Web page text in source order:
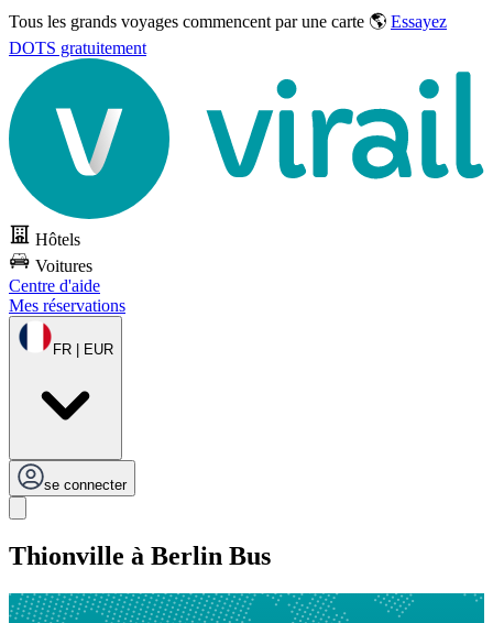
Tous les grands voyages commencent par une carte 🌎 Essayez
DOTS gratuitement
Hôtels
Voitures
Centre d'aide
Mes réservations
FR | EUR
se connecter
Thionville à Berlin Bus